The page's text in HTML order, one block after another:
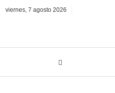
viernes, 7 agosto 2026